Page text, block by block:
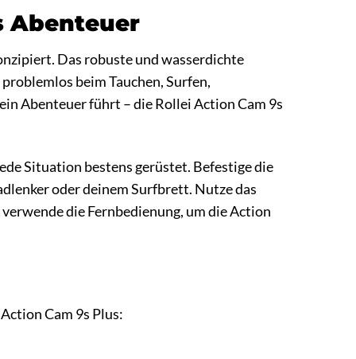
Abenteuer
Das robuste und wasserdichte
beim Tauchen, Surfen,
Abenteuer führt – die Rollei Action Cam 9s
Situation bestens gerüstet. Befestige die
oder deinem Surfbrett. Nutze das
die Fernbedienung, um die Action
Cam 9s Plus: